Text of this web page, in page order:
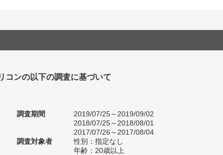
コンの以下の調査に基づいて
調査期間
2019/07/25～2019/09/02
2018/07/25～2018/08/01
2017/07/26～2017/08/04
調査対象者
性別：指定なし
年齢：20歳以上